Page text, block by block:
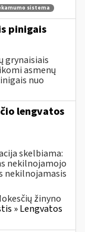
sistema
pinigais
grynaisiais
asmenų
nuo
lengvatos
skelbiama:
nekilnojamojo
nekilnojamasis
žinyno
» Lengvatos